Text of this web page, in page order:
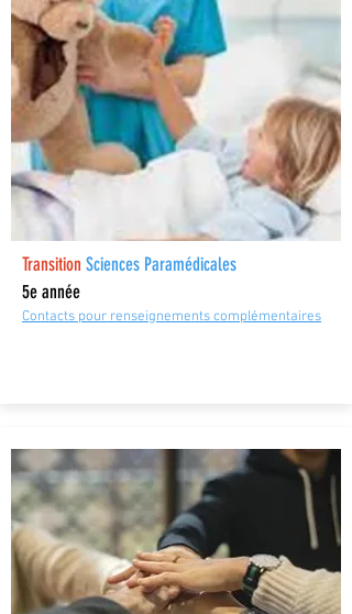
Transition Sciences Paramédicales
5e année
Contacts pour renseignements complémentaires